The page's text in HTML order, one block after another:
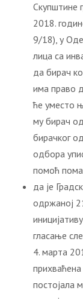
Скупштине
2018.
9/18), у
лица са
да бирач
има право
ће уместо
му бирач
бирачког
одбора
помоћ
да је
одржаној
гласање
4. марта
постојала